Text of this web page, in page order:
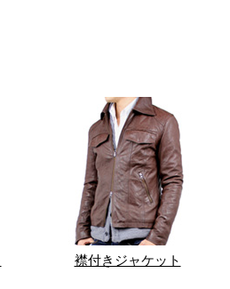
襟付きジャケット